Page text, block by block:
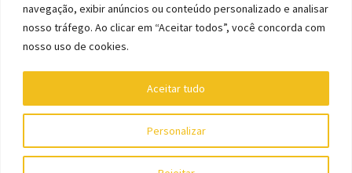
navegação, exibir anúncios ou conteúdo personalizado e analisar
nosso tráfego. Ao clicar em “Aceitar todos”, você concorda com
nosso uso de cookies.
Personalizar
Aceitar tudo
Copyright © Editora Trem Fantasma - CNPJ 39.240.202/0001-46